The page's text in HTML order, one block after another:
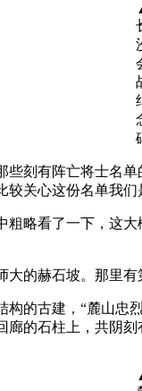
刻有阵亡将士名
关心这份名单我
略看了一下，这
的赫石坡。那里有
的古建，“麓山
的石柱上，共阴